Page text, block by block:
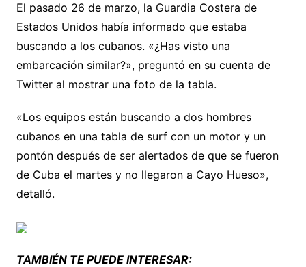
El pasado 26 de marzo, la Guardia Costera de
Estados Unidos había informado que estaba
buscando a los cubanos. «¿Has visto una
embarcación similar?», preguntó en su cuenta de
Twitter al mostrar una foto de la tabla.
«Los equipos están buscando a dos hombres
cubanos en una tabla de surf con un motor y un
pontón después de ser alertados de que se fueron
de Cuba el martes y no llegaron a Cayo Hueso»,
detalló.
TAMBIÉN TE PUEDE INTERESAR: